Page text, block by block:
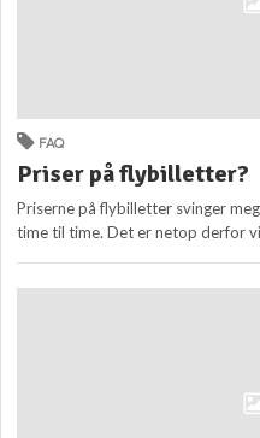
FAQ
Priser på flybilletter?
Priserne på flybilletter svinger
time til time. Det er netop derfor